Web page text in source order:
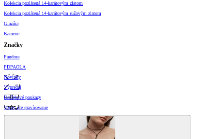
Kolekcia pozlátená 14-karátovým zlatom
Kolekcia pozlátená 14-karátovým ružovým zlatom
Glazúra
Kamene
Značky
Pandora
PDPAOLA
Novinky
Výpredaj
Darčekové poukazy
Vzory pre gravírovanie